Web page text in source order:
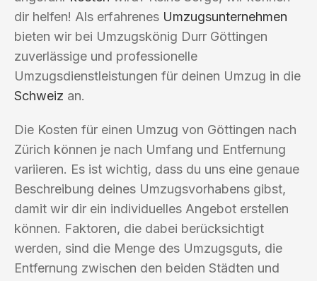
dir helfen! Als erfahrenes Umzugsunternehmen
bieten wir bei Umzugskönig Durr Göttingen
zuverlässige und professionelle
Umzugsdienstleistungen für deinen Umzug in die
Schweiz an.
Die Kosten für einen Umzug von Göttingen nach
Zürich können je nach Umfang und Entfernung
variieren. Es ist wichtig, dass du uns eine genaue
Beschreibung deines Umzugsvorhabens gibst,
damit wir dir ein individuelles Angebot erstellen
können. Faktoren, die dabei berücksichtigt
werden, sind die Menge des Umzugsguts, die
Entfernung zwischen den beiden Städten und